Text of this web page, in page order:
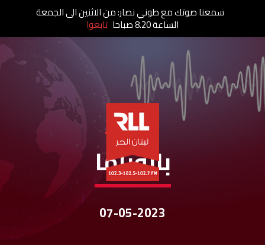
نشرات الأخبار
بانوراما
07-05-2023
سمعنا صوتك مع طوني نصار: من الاثنين الى الجمعة
الساعة 8.20 صباحا تابعوا